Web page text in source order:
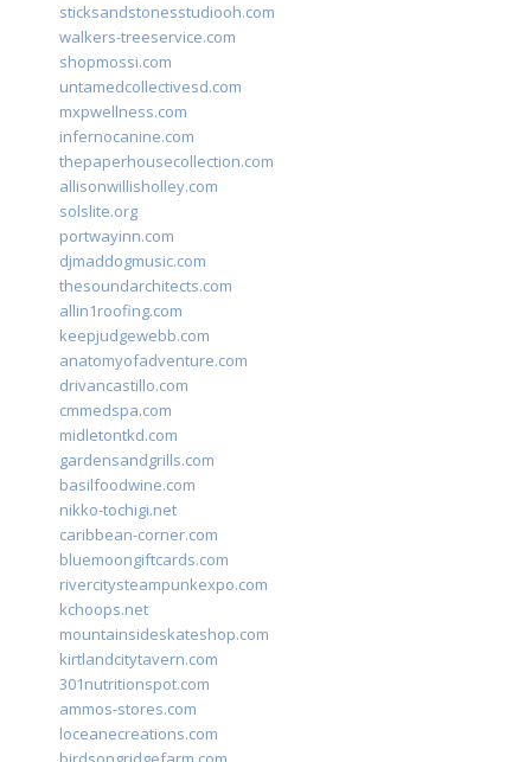
sticksandstonesstudiooh.com
walkers-treeservice.com
shopmossi.com
untamedcollectivesd.com
mxpwellness.com
infernocanine.com
thepaperhousecollection.com
allisonwillisholley.com
solslite.org
portwayinn.com
djmaddogmusic.com
thesoundarchitects.com
allin1roofing.com
keepjudgewebb.com
anatomyofadventure.com
drivancastillo.com
cmmedspa.com
midletontkd.com
gardensandgrills.com
basilfoodwine.com
nikko-tochigi.net
caribbean-corner.com
bluemoongiftcards.com
rivercitysteampunkexpo.com
kchoops.net
mountainsideskateshop.com
kirtlandcitytavern.com
301nutritionspot.com
ammos-stores.com
loceanecreations.com